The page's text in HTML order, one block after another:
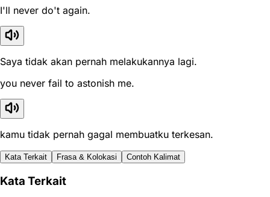
I'll never do't again.
Saya tidak akan pernah melakukannya lagi.
you never fail to astonish me.
kamu tidak pernah gagal membuatku terkesan.
Kata Terkait Frasa & Kolokasi Contoh Kalimat
Kata Terkait